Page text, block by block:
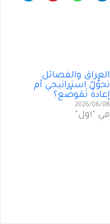
العراق والفصائل:
تحوُّلٌ استراتيجي أم
إعادةُ تَمَوضُع؟
2026/06/08
في "أول"